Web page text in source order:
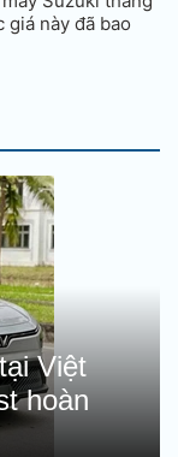
giá này đã bao
Việt
hoàn